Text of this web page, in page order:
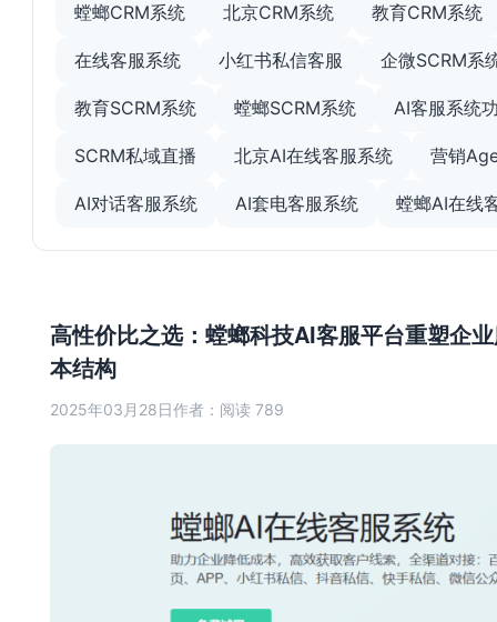
高性价比之选：螳螂科技AI客服平台重塑企
本结构
2025年03月28日作者： 阅读 789
螳螂CRM系统 北京CRM系统 教育CRM系统
在线客服系统 小红书私信客服 企微SCRM系
教育SCRM系统 螳螂SCRM系统 AI客服系统
SCRM私域直播 北京AI在线客服系统 营销
AI对话客服系统 AI套电客服系统 螳螂AI在线